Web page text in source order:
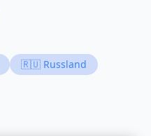
🇷🇺 Russland